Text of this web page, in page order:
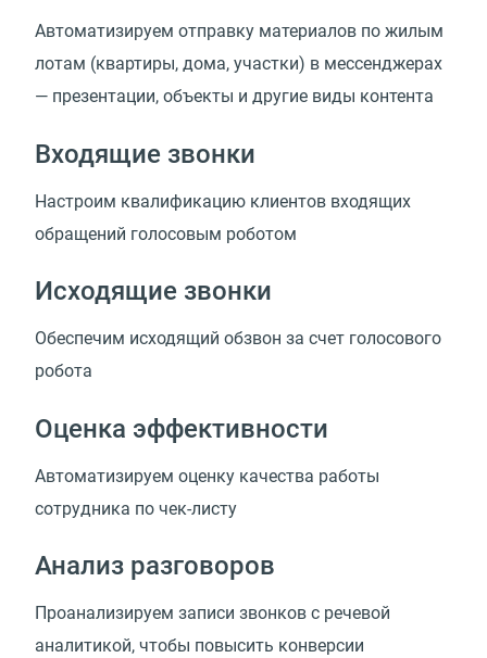
Автоматизируем отправку материалов по жилым
лотам (квартиры, дома, участки) в мессенджерах
— презентации, объекты и другие виды контента
Входящие звонки
Настроим квалификацию клиентов входящих
обращений голосовым роботом
Исходящие звонки
Обеспечим исходящий обзвон за счет голосового
робота
Оценка эффективности
Автоматизируем оценку качества работы
сотрудника по чек-листу
Анализ разговоров
Проанализируем записи звонков с речевой
аналитикой, чтобы повысить конверсии